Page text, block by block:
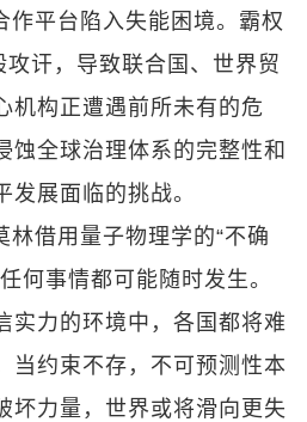
作平台陷入失能困境。霸权
攻讦，导致联合国、世界贸
机构正遭遇前所未有的危
蚀全球治理体系的完整性和
发展面临的挑战。
林借用量子物理学的“不确
何事情都可能随时发生。
实力的环境中，各国都将难
当约束不存，不可预测性本
坏力量，世界或将滑向更失